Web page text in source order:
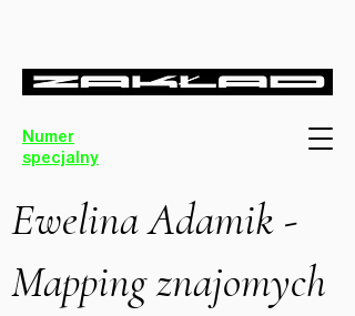
Numer
specjalny
Ewelina Adamik -
Mapping znajomych